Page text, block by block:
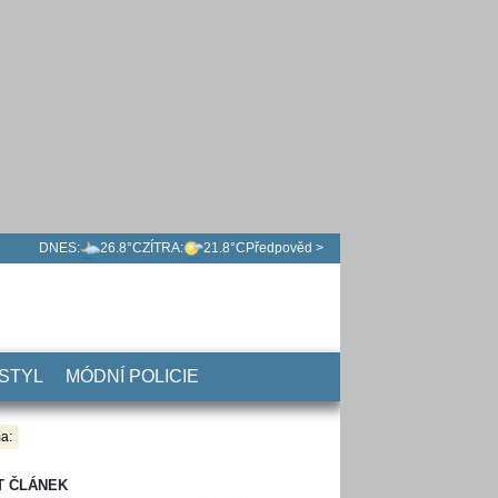
DNES: 26.8°CZÍTRA: 21.8°C Předpověd >
MÓDNÍ POLICIE
ČLÁNEK